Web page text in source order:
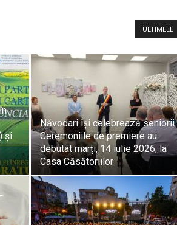
ULTIMELE
și
Năvodari își celebrează seniorii.
Ceremoniile de premiere au
debutat marți, 14 iulie 2026, la
Casa Căsătoriilor